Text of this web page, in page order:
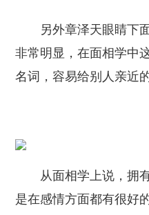
另外章泽天眼睛下面
非常明显，在面相学中
名词，容易给别人亲近
从面相学上说，拥有
是在感情方面都有很好